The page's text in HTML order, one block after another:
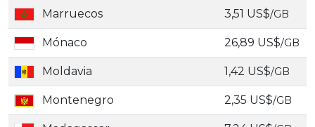
Marruecos 3,51 US$/GB
Mónaco 26,89 US$/GB
Moldavia 1,42 US$/GB
Montenegro 2,35 US$/GB